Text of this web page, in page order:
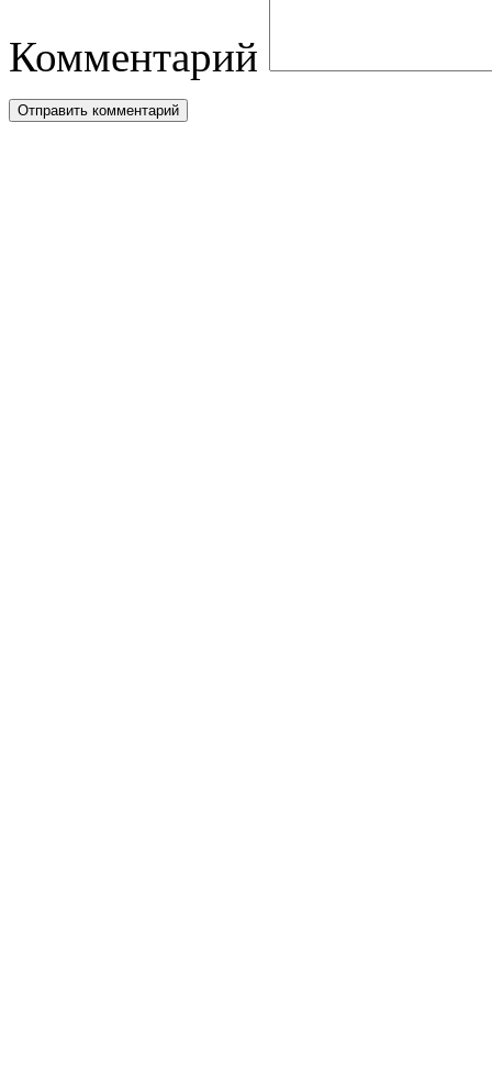
Комментарий